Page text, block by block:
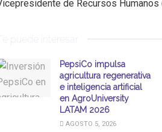
de Recursos
puede interesar
PepsiCo impulsa
agricultura regenerativa
e inteligencia artificial
en AgroUniversity
LATAM 2026
AGOSTO 5, 2026